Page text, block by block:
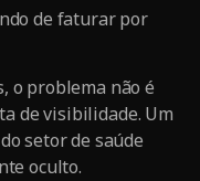
de faturar por
o problema não é
de visibilidade. Um
setor de saúde
oculto.